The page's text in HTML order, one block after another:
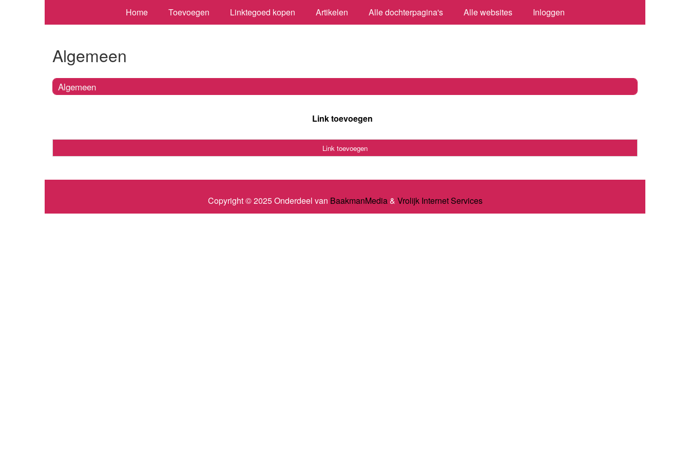
Home Toevoegen Linktegoed kopen Artikelen Alle dochterpagina's Alle websites Inloggen
Algemeen
Algemeen
Link toevoegen
Link toevoegen
Copyright © 2025 Onderdeel van BaakmanMedia& Vrolijk Internet Services